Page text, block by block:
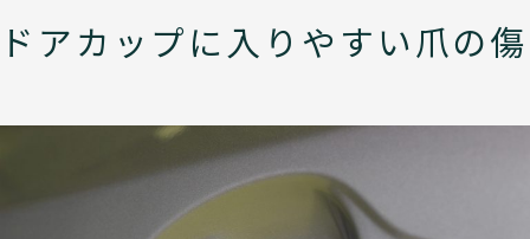
ドアカップに入りやすい爪の傷